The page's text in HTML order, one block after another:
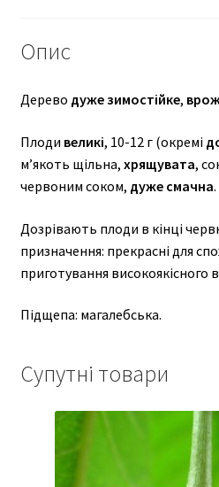
Опис
Дерево дуже зимостійке,
Плоди великі, 10-12 г (окремі
м’якоть щільна, хрящувата,
червоним соком, дуже смачна.
Дозрівають плоди в кінці
призначення: прекрасні для
приготування високоякісного
Підщепа: магалебська.
Супутні товари